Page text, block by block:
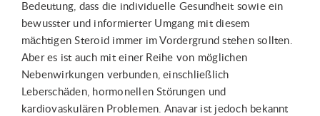
Bedeutung, dass die individuelle Gesundheit sowie ein
bewusster und informierter Umgang mit diesem
mächtigen Steroid immer im Vordergrund stehen sollten.
Aber es ist auch mit einer Reihe von möglichen
Nebenwirkungen verbunden, einschließlich
Leberschäden, hormonellen Störungen und
kardiovaskulären Problemen. Anavar ist jedoch bekannt